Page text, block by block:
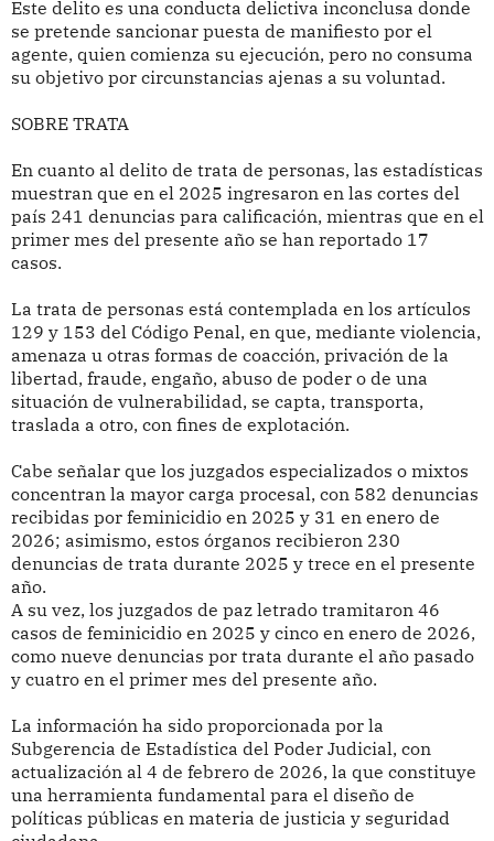
Este delito es una conducta delictiva inconclusa donde
se pretende sancionar puesta de manifiesto por el
agente, quien comienza su ejecución, pero no consuma
su objetivo por circunstancias ajenas a su voluntad.
SOBRE TRATA
En cuanto al delito de trata de personas, las estadísticas
muestran que en el 2025 ingresaron en las cortes del
país 241 denuncias para calificación, mientras que en el
primer mes del presente año se han reportado 17
casos.
La trata de personas está contemplada en los artículos
129 y 153 del Código Penal, en que, mediante violencia,
amenaza u otras formas de coacción, privación de la
libertad, fraude, engaño, abuso de poder o de una
situación de vulnerabilidad, se capta, transporta,
traslada a otro, con fines de explotación.
Cabe señalar que los juzgados especializados o mixtos
concentran la mayor carga procesal, con 582 denuncias
recibidas por feminicidio en 2025 y 31 en enero de
2026; asimismo, estos órganos recibieron 230
denuncias de trata durante 2025 y trece en el presente
año.
A su vez, los juzgados de paz letrado tramitaron 46
casos de feminicidio en 2025 y cinco en enero de 2026,
como nueve denuncias por trata durante el año pasado
y cuatro en el primer mes del presente año.
La información ha sido proporcionada por la
Subgerencia de Estadística del Poder Judicial, con
actualización al 4 de febrero de 2026, la que constituye
una herramienta fundamental para el diseño de
políticas públicas en materia de justicia y seguridad